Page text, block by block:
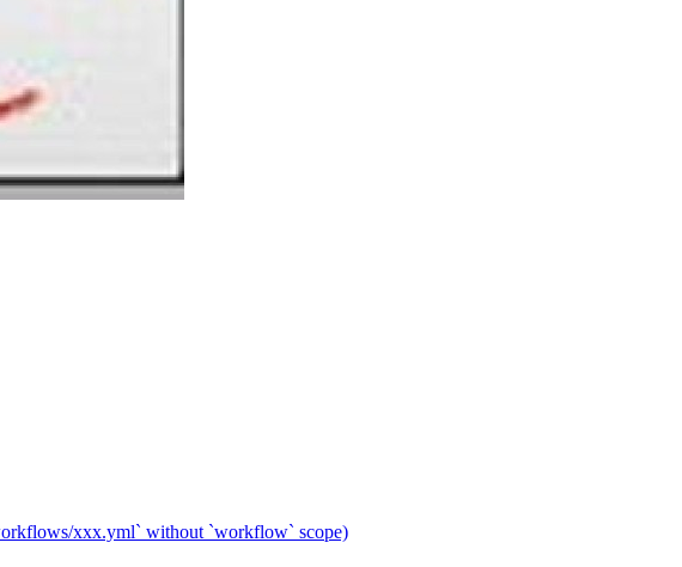
xxx.yml` without `workflow` scope)